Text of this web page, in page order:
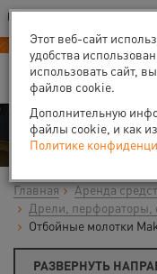
Ваш город:Великий
В Вашем регионе нет наших
-40% на
Аренда
Главная
Аренда
Дрели, перфораторы,
Отбойные молотки
РАЗВЕРНУТЬ
Этот веб-сайт
удобства
использовать сайт,
файлов cookie.
Дополнительную
файлы cookie, и как
Политике